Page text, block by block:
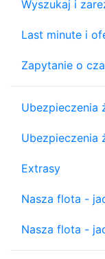
Wyszukaj i
Last minute i
Zapytanie o
Ubezpieczenia
Ubezpieczenia
Extrasy
Nasza flota -
Nasza flota -